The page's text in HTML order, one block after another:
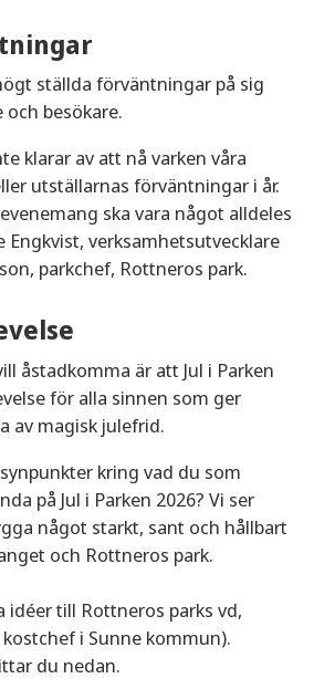
ställda förväntningar på sig
besökare.
klarar av att nå varken våra
utställarnas förväntningar i år.
ska vara något alldeles
Engkvist, verksamhetsutvecklare
parkchef, Rottneros park.
åstadkomma är att Jul i Parken
för alla sinnen som ger
av magisk julefrid.
kring vad du som
på Jul i Parken 2026? Vi ser
något starkt, sant och hållbart
och Rottneros park.
idéer till Rottneros parks vd,
i Sunne kommun).
du nedan.